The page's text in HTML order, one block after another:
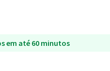
em até 60 minutos